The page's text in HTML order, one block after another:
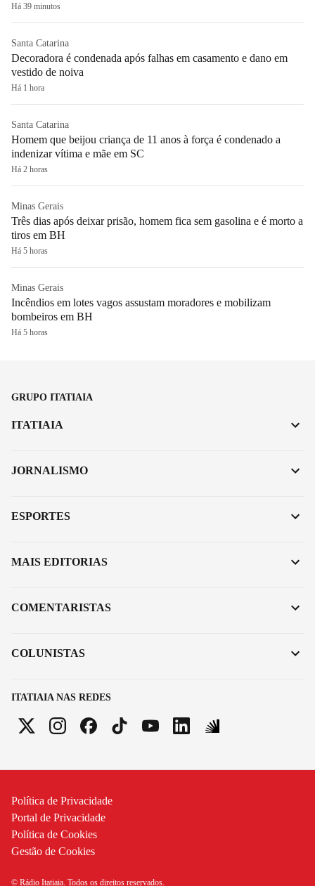
Há 39 minutos
Santa Catarina
Decoradora é condenada após falhas em casamento e dano em
vestido de noiva
Há 1 hora
Santa Catarina
Homem que beijou criança de 11 anos à força é condenado a
indenizar vítima e mãe em SC
Há 2 horas
Minas Gerais
Três dias após deixar prisão, homem fica sem gasolina e é morto a
tiros em BH
Há 5 horas
Minas Gerais
Incêndios em lotes vagos assustam moradores e mobilizam
bombeiros em BH
Há 5 horas
GRUPO ITATIAIA
ITATIAIA NAS REDES
ITATIAIA
JORNALISMO
ESPORTES
MAIS EDITORIAS
COMENTARISTAS
COLUNISTAS
Política de Privacidade
Portal de Privacidade
Política de Cookies
Gestão de Cookies
© Rádio Itatiaia. Todos os direitos reservados.